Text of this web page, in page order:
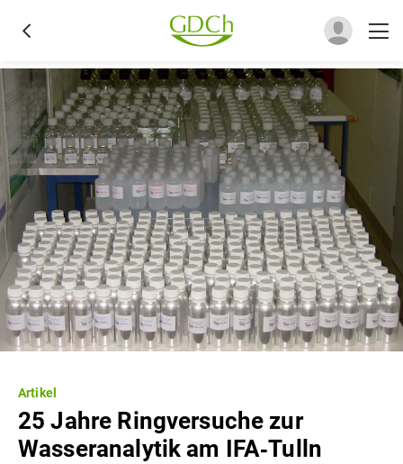
Artikel
25 Jahre Ringversuche zur
Wasseranalytik am IFA‐Tulln